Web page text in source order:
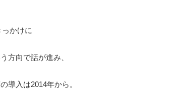
かけに
方向で話が進み、
導入は2014年から。